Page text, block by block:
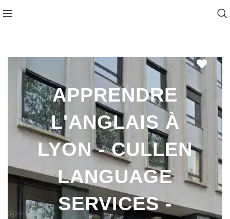
APPRENDRE
L'ANGLAIS À
LYON - CULLEN
LANGUAGE
SERVICES -